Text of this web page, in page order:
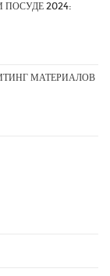
2024:
МАТЕРИАЛОВ